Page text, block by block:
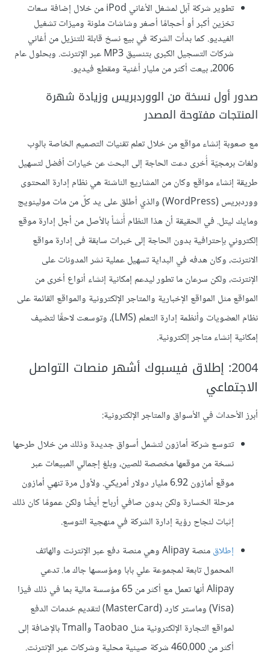
تطوير شركة آبل لمشغل الأغاني iPod من خلال إضافة سعات
تخزين أكبر أو أحجامًا أصغر وشاشات ملونة وميزات تشغيل
الفيديو. كما بدأت الشركة في بيع نسخ قابلة للتنزيل من أغاني
شركات التسجيل الكبرى بتنسيق MP3 عبر الإنترنت. وبحلول عام
2006، بيعت أكثر من مليار أغنية ومقطع فيديو.
صدور أول نسخة من الووردبريس وزيادة شهرة
المنتجات مفتوحة المصدر
مع صعوبة إنشاء مواقع من خلال تعلم تقنيات التصميم الخاصة بالوِب
ولغات برمجيّة أُخرى دعت الحاجة إلى البحث عن خيارات أفضل لتسهيل
طريقة إنشاء مواقع وكان من المشاريع الناشئة هي نظام إدارة المحتوى
ووردبريس (WordPress) والذي أطلق على يد كلّ من مات مولينويج
ومايك ليتل. في الحقيقة أن هذا النظام أُنشأ بالأصل من أجل إدارة موقع
إلكتروني بإحترافية بدون الحاجة إلى خبرات سابقة فى إدارة مواقع
الانترنت، وكان هدفه في البداية تسهيل عملية نشر المدونات على
الإنترنت، ولكن سرعان ما تطور ليدعم إمكانية إنشاء أنواع أخرى من
المواقع مثل المواقع الإخبارية والمتاجر الإلكترونية والمواقع القائمة على
نظام العضويات وأنظمة إدارة التعلم (LMS)، وتوسعت لاحقًا لتضيف
إمكانية إنشاء متاجر إلكترونية.
2004: إطلاق فيسبوك أشهر منصات التواصل
الاجتماعي
أبرز الأحداث في الأسواق والمتاجر الإلكترونية:
تتوسع شركة أمازون لتشمل أسواق جديدة وذلك من خلال طرحها
نسخة من موقعها مخصصة للصين، وبلغ إجمالي المبيعات عبر
موقع أمازون 6.92 مليار دولار أمريكي. ولأول مرة تنهي أمازون
مرحلة الخسارة ولكن بدون صافي أرباح أيضًا ولكن عمومًا كان ذلك
إثبات لنجاح رؤية إدارة الشركة في منهجية التوسع.
إطلاق
منصة Alipay وهي منصة دفع عبر الإنترنت والهاتف
المحمول تابعة لمجموعة علي بابا ومؤسسها جاك ما. تدعي
Alipay أنها تعمل مع أكثر من 65 مؤسسة مالية بما في ذلك فيزا
(Visa) وماستر كارد (MasterCard) لتقديم خدمات الدفع
لمواقع التجارة الإلكترونية مثل Taobao وTmall بالإضافة إلى
أكثر من 460.000 شركة صينية محلية وشركات عبر الإنترنت.